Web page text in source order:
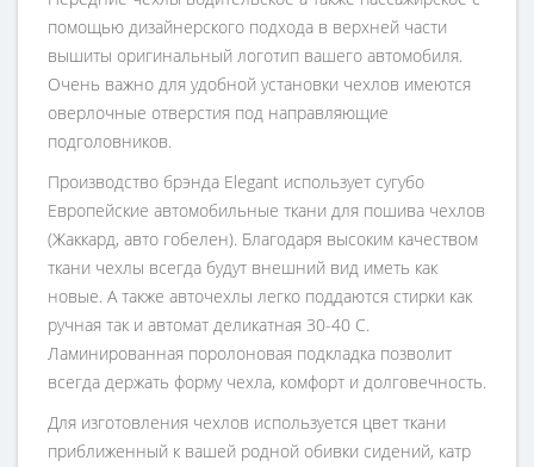
помощью дизайнерского подхода в верхней части
вышиты оригинальный логотип вашего автомобиля.
Очень важно для удобной установки чехлов имеются
оверлочные отверстия под направляющие
подголовников.
Производство брэнда Elegant использует сугубо
Европейские автомобильные ткани для пошива чехлов
(Жаккард, авто гобелен). Благодаря высоким качеством
ткани чехлы всегда будут внешний вид иметь как
новые. А также авточехлы легко поддаются стирки как
ручная так и автомат деликатная 30-40 С.
Ламинированная поролоновая подкладка позволит
всегда держать форму чехла, комфорт и долговечность.
Для изготовления чехлов используется цвет ткани
приближенный к вашей родной обивки сидений, катр